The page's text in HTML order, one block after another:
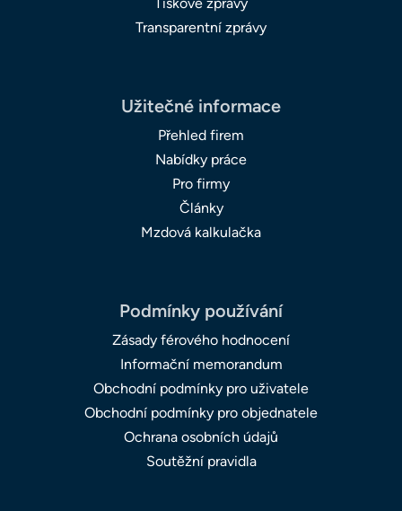
Transparentní zprávy
Užitečné informace
Přehled firem
Nabídky práce
Pro firmy
Články
Mzdová kalkulačka
Podmínky používání
Zásady férového hodnocení
Informační memorandum
Obchodní podmínky pro uživatele
Obchodní podmínky pro objednatele
Ochrana osobních údajů
Soutěžní pravidla